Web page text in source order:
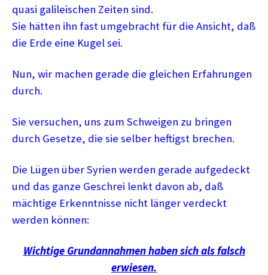
quasi galileischen Zeiten sind.
Sie hätten ihn fast umgebracht für die Ansicht, daß
die Erde eine Kugel sei.
Nun, wir machen gerade die gleichen Erfahrungen
durch.
Sie versuchen, uns zum Schweigen zu bringen
durch Gesetze, die sie selber heftigst brechen.
Die Lügen über Syrien werden gerade aufgedeckt
und das ganze Geschrei lenkt davon ab, daß
mächtige Erkenntnisse nicht länger verdeckt
werden können:
Wichtige Grundannahmen haben sich als falsch
erwiesen.